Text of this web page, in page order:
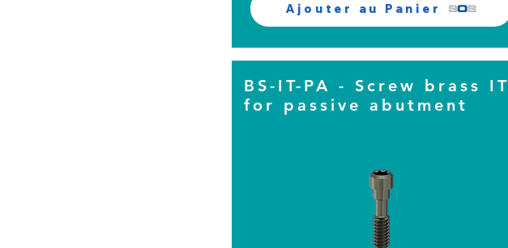
Ajouter au Panier
BS-IT-PA - Screw brass IT
for passive abutment